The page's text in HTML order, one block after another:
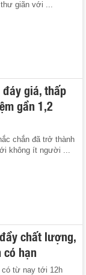
giãn với ...
giá, thấp
gần 1,2
chắn đã trở thành
không ít người ...
chất lượng,
hạn
có từ nay tới 12h